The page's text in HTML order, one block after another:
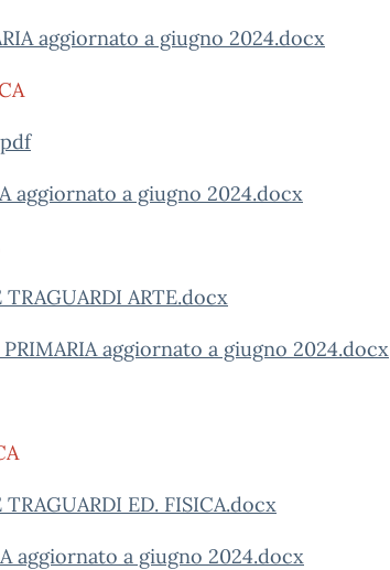
aggiornato a giugno 2024.docx
aggiornato a giugno 2024.docx
TRAGUARDI ARTE.docx
aggiornato a giugno 2024.docx
TRAGUARDI ED. FISICA.docx
aggiornato a giugno 2024.docx